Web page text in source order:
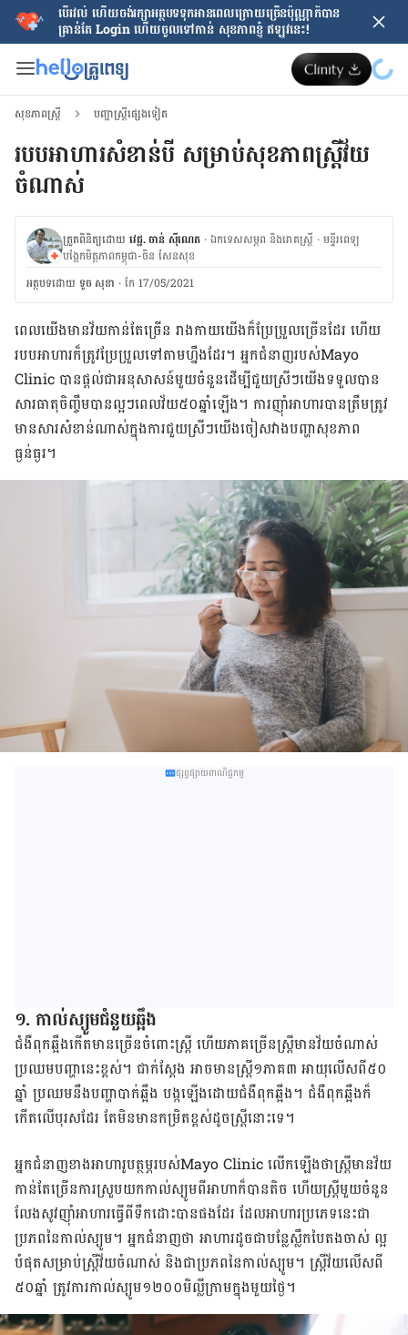
បើរវល់ ហើយចង់​រក្សាអត្ថបទទុកអានពេលក្រោយ​ច្រើនប៉ុណ្ណាក៏បាន
គ្រាន់តែ​ Login ហើយចូលទៅកាន់ សុខភាពខ្ញុំ ឥឡូវនេះ!
សុខភាពស្ត្រី បញ្ហាស្ត្រីផ្សេងទៀត
របបអាហារសំខាន់បី សម្រាប់សុខភាពស្រ្តីវ័យ
ចំណាស់
ត្រួតពិនិត្យដោយ វេជ្ជ. ចាន់ ស៊ីណេត ·ឯកទេសសម្ភព និងរោគស្ត្រី ·ម​ន្ទីរពេទ្យ
បង្អែកមិត្តភាពកម្ពុជា-ចិន សែនសុខ
អត្ថបទ​ដោយ ទូច សុខា ·កែ 17/05/2021
ពេល​យើង​មាន​វ័យ​កាន់​តែ​ច្រើន រាង​កាយ​យើង​ក៏​ប្រែប្រួល​ច្រើន​ដែរ ហើយ​
របប​អាហារ​ក៏​ត្រូវ​ប្រែ​ប្រួល​ទៅ​តាម​ហ្នឹង​ដែរ។ អ្នក​ជំនាញ​របស់​Mayo
Clinic បាន​ផ្ដល់​ជា​អនុសាសន៍​មួយ​ចំនួ​ន​ដើម្បី​ជួយ​ស្រីៗ​យើង​ទទួល​បាន​
សារធាតុ​ចិញ្ចឹម​បាន​ល្អ​​ៗ​ពេល​វ័យ​៥០​ឆ្នាំ​ឡើង​។ ការ​ញ៉ាំ​អាហារ​បាន​ត្រឹម​ត្រូវ
មាន​សារសំខាន់​ណាស់​ក្នុង​ការ​ជួយ​ស្រីៗ​យើង​ចៀស​វាង​បញ្ហា​សុខភាព​
ធ្ងន់ធ្ងរ។
ផ្សព្វផ្សាយពាណិជ្ជកម្ម
១. កាល់ស្យូម​ជំនួយ​ឆ្អឹង
​ជំងឺ​ពុក​ឆ្អឹង​កើត​មាន​ច្រើន​ចំពោះ​ស្ដ្រី ហើយ​ភាគ​ច្រើន​ស្រ្តី​មាន​វ័យ​ចំណាស់​
ប្រឈម​បញ្ហា​នេះ​ខ្ពស់​។ ជាក់​ស្ដែង​ អាច​មាន​ស្រ្តី​១ភាគ​៣ អាយុ​លើស​ពី​៥០​
ឆ្នាំ ប្រ​ឈម​នឹង​បញ្ហា​បាក់​ឆ្អឹង បង្ក​ឡើង​ដោយ​ជំងឺ​ពុក​ឆ្អឹង​។ ជំងឺ​ពុក​ឆ្អឹង​ក៏​
កើត​លើ​បុរស​ដែរ តែ​មិន​មាន​កម្រិត​ខ្ពស់​ដូច​ស្រ្តី​នោះ​ទេ​។
អ្នក​ជំនាញ​ខាង​អាហារូបត្ថម្ភ​​របស់​Mayo Clinic លើក​ឡើង​ថា​ស្រ្តី​មាន​វ័យ​
កាន់​តែ​ច្រើន​ការ​ស្រួប​យក​កាល់ស្យូម​ពីអាហា​ក៏​បាន​តិច ហើយ​ស្រ្តី​មួយ​ចំនួន​
លែង​សូវ​ញ៉ាំ​អាហារ​ធ្វើ​ពី​ទឹក​ដោះ​បាន​ផង​ដែរ ដែល​អាហារ​ប្រភេទ​នេះ​ជា​
ប្រភព​នៃ​កាល់ស្យូម។ អ្នក​ជំនាញ​ថា​ អាហារ​ដូច​ជា​បន្លែ​ស្លឹក​បៃតង​ចាស់ ល្អ​
បំផុត​សម្រាប់​ស្រ្តី​វ័យ​ចំណាស់​ និង​ជា​ប្រភព​នៃ​កាល់ស្យូម​។ ស្រ្តី​វ័យ​លើស​ពី​
៥០​ឆ្នាំ ត្រូវ​ការ​កាល់ស្យូម​១២០០​មិល្លីក្រាម​ក្នុង​មួយ​ថ្ងៃ​។​